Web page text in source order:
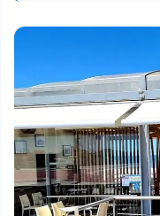
Loja De Doces
Pastelarias
Bares De Vinho
Pizzarias
Bares
Brunches